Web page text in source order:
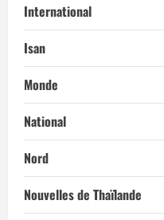
International
Isan
Monde
National
Nord
Nouvelles de Thaïlande